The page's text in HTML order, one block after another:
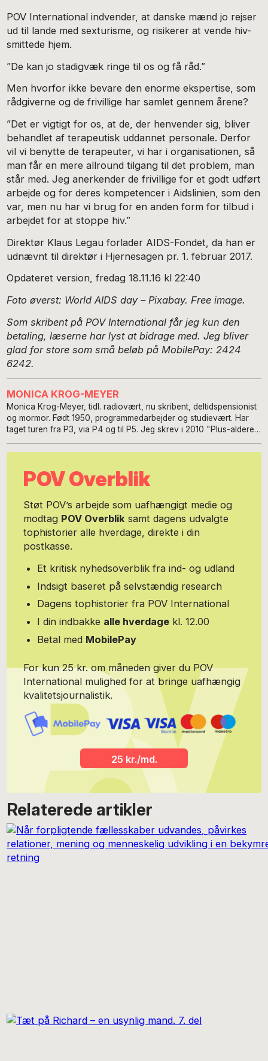
POV International indvender, at danske mænd jo rejser
ud til lande med sexturisme, og risikerer at vende hiv-
smittede hjem.
”De kan jo stadigvæk ringe til os og få råd.”
Men hvorfor ikke bevare den enorme ekspertise, som
rådgiverne og de frivillige har samlet gennem årene?
”Det er vigtigt for os, at de, der henvender sig, bliver
behandlet af terapeutisk uddannet personale. Derfor
vil vi benytte de terapeuter, vi har i organisationen, så
man får en mere allround tilgang til det problem, man
står med. Jeg anerkender de frivillige for et godt udført
arbejde og for deres kompetencer i Aidslinien, som den
var, men nu har vi brug for en anden form for tilbud i
arbejdet for at stoppe hiv.”
Direktør Klaus Legau forlader AIDS-Fondet, da han er
udnævnt til direktør i Hjernesagen pr. 1. februar 2017.
Opdateret version, fredag 18.11.16 kl 22:40
Foto øverst: World AIDS day – Pixabay. Free image.
Som skribent på POV International får jeg kun den
betaling, læserne har lyst at bidrage med. Jeg bliver
glad for store som små beløb på MobilePay: 2424
6242.
MONICA KROG-MEYER
Monica Krog-Meyer, tidl. radiovært, nu skribent, deltidspensionist
og mormor. Født 1950, programmedarbejder og studievært. Har
taget turen fra P3, via P4 og til P5. Jeg skrev i 2010 "Plus-alderen
rundt i Danmark.
POV Overblik
Støt POV’s arbejde som uafhængigt medie og
modtag POV Overbliksamt dagens udvalgte
tophistorier alle hverdage, direkte i din
postkasse.
Et kritisk nyhedsoverblik fra ind- og udland
Indsigt baseret på selvstændig research
Dagens tophistorier fra POV International
I din indbakke alle hverdage kl. 12.00
Betal med MobilePay
For kun 25 kr. om måneden giver du POV
International mulighed for at bringe uafhængig
kvalitetsjournalistik.
25 kr./md.
Relaterede artikler